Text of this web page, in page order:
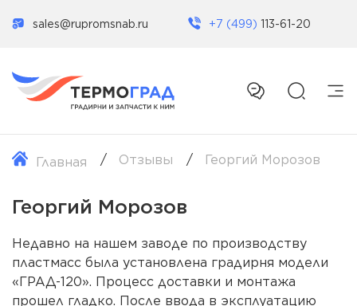
sales@rupromsnab.ru +7 (499) 113-61-20
Главная Отзывы Георгий Морозов
Георгий Морозов
Недавно на нашем заводе по производству
пластмасс была установлена градирня модели
«ГРАД-120». Процесс доставки и монтажа
прошел гладко. После ввода в эксплуатацию